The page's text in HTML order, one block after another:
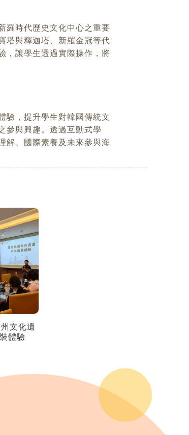
羅時代歷史文化中心之重要
塔與釋迦塔、新羅金冠等代
，讓學生透過實際操作，將
驗，提升學生對韓國傳統文
參與興趣。透過互動式學
解、國際素養及未來參與海
文化遺
體驗